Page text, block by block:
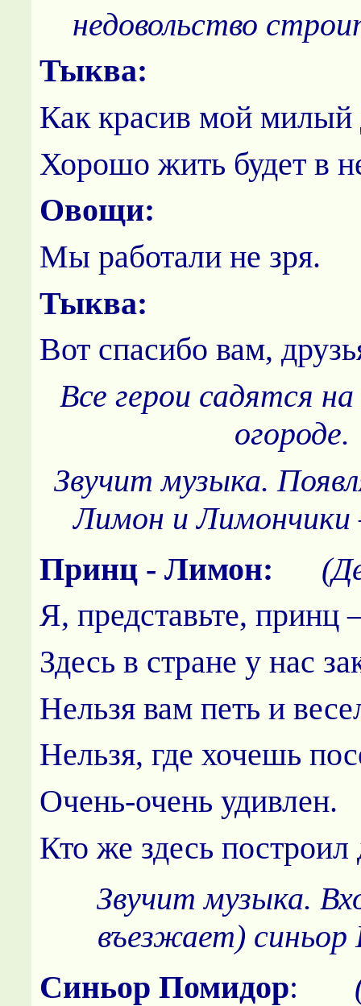
недовольство
Тыква:
Как красив мой
Хорошо жить будет в
Овощи:
Мы работали не зря.
Тыква:
Вот спасибо вам,
Все герои садятся
огороде.
Звучит музыка.
Лимон и Лимончики
Принц - Лимон:
Я, представьте, принц
Здесь в стране у нас
Нельзя вам петь и
Нельзя, где хочешь
Очень-очень удивлен.
Кто же здесь
Звучит музыка.
въезжает)
Синьор Помидор: